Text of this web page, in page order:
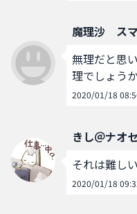
魔理沙 ス
無理だと思
理でしょう
2020/01/18
きし＠ナオ
それは難し
2020/01/18